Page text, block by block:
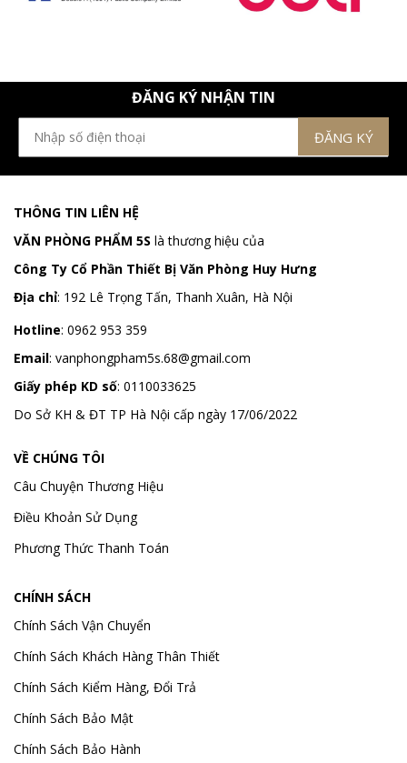
ĐĂNG KÝ NHẬN TIN
THÔNG TIN LIÊN HỆ
VĂN PHÒNG PHẨM 5S là thương hiệu của
Công Ty Cổ Phần Thiết Bị Văn Phòng Huy Hưng
Địa chỉ: 192 Lê Trọng Tấn, Thanh Xuân, Hà Nội
Hotline: 0962 953 359
Email: vanphongpham5s.68@gmail.com
Giấy phép KD số: 0110033625
Do Sở KH & ĐT TP Hà Nội cấp ngày 17/06/2022
VỀ CHÚNG TÔI
Câu Chuyện Thương Hiệu
Điều Khoản Sử Dụng
Phương Thức Thanh Toán
CHÍNH SÁCH
Chính Sách Vận Chuyển
Chính Sách Khách Hàng Thân Thiết
Chính Sách Kiểm Hàng, Đổi Trả
Chính Sách Bảo Mật
Chính Sách Bảo Hành